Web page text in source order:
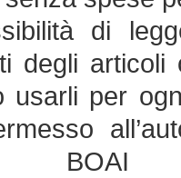
di
degli
usarli per